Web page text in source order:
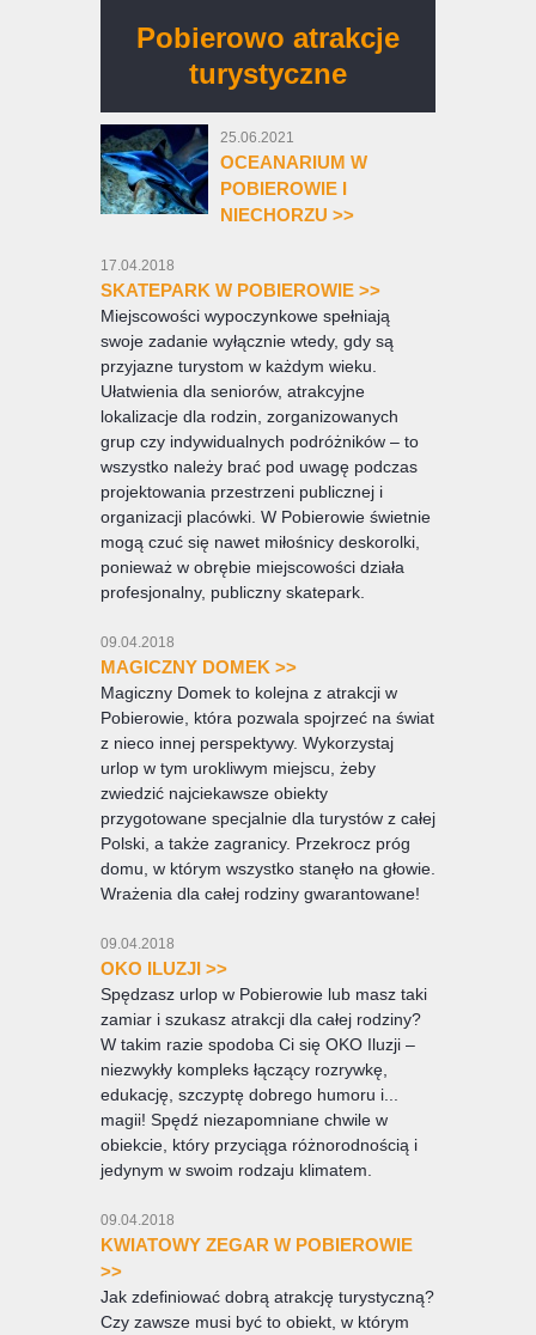
Pobierowo atrakcje
turystyczne
25.06.2021
OCEANARIUM W
POBIEROWIE I
NIECHORZU >>
17.04.2018
SKATEPARK W POBIEROWIE >>
Miejscowości wypoczynkowe spełniają
swoje zadanie wyłącznie wtedy, gdy są
przyjazne turystom w każdym wieku.
Ułatwienia dla seniorów, atrakcyjne
lokalizacje dla rodzin, zorganizowanych
grup czy indywidualnych podróżników – to
wszystko należy brać pod uwagę podczas
projektowania przestrzeni publicznej i
organizacji placówki. W Pobierowie świetnie
mogą czuć się nawet miłośnicy deskorolki,
ponieważ w obrębie miejscowości działa
profesjonalny, publiczny skatepark.
09.04.2018
MAGICZNY DOMEK >>
Magiczny Domek to kolejna z atrakcji w
Pobierowie, która pozwala spojrzeć na świat
z nieco innej perspektywy. Wykorzystaj
urlop w tym urokliwym miejscu, żeby
zwiedzić najciekawsze obiekty
przygotowane specjalnie dla turystów z całej
Polski, a także zagranicy. Przekrocz próg
domu, w którym wszystko stanęło na głowie.
Wrażenia dla całej rodziny gwarantowane!
09.04.2018
OKO ILUZJI >>
Spędzasz urlop w Pobierowie lub masz taki
zamiar i szukasz atrakcji dla całej rodziny?
W takim razie spodoba Ci się OKO Iluzji –
niezwykły kompleks łączący rozrywkę,
edukację, szczyptę dobrego humoru i...
magii! Spędź niezapomniane chwile w
obiekcie, który przyciąga różnorodnością i
jedynym w swoim rodzaju klimatem.
09.04.2018
KWIATOWY ZEGAR W POBIEROWIE
>>
Jak zdefiniować dobrą atrakcję turystyczną?
Czy zawsze musi być to obiekt, w którym